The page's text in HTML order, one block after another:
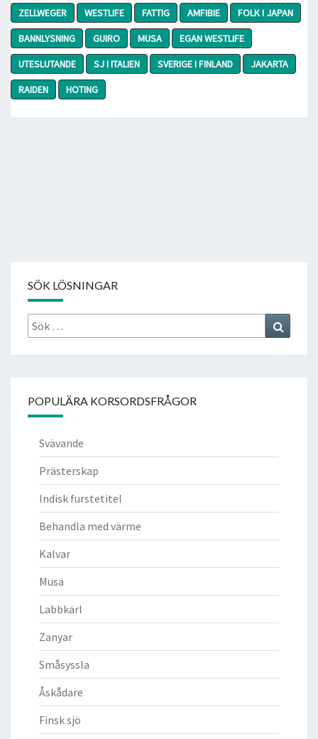
ZELLWEGER
WESTLIFE FATTIG AMFIBIE
FOLK I JAPAN
BANNLYSNING
GUIRO MUSA
EGAN WESTLIFE
UTESLUTANDE
SJ I ITALIEN SVERIGE I FINLAND
JAKARTA
RAIDEN
HOTING
SÖK LÖSNINGAR
Sök
efter:
POPULÄRA KORSORDSFRÅGOR
Svävande
Prästerskap
Indisk furstetitel
Behandla med värme
Kalvar
Musa
Labbkärl
Zanyar
Småsyssla
Åskådare
Finsk sjö